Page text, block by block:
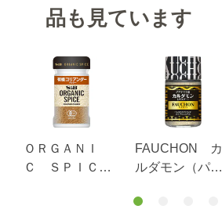
品も見ています
ＯＲＧＡＮＩ
Ｃ ＳＰＩＣ
FAUCHON カ
ルダモン（パウ